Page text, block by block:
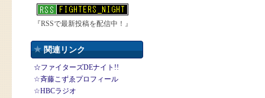
『RSSで最新投稿を配信中！』
関連リンク
☆ファイターズDEナイト!!
☆斉藤こずゑプロフィール
☆HBCラジオ